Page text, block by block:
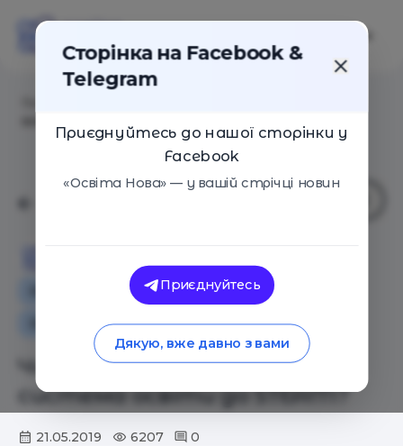
Особистий досвід
Як це працює
Освіта в Україні
Чи готова українська
система освіти до STEAM?
21.05.2019 6207 0
Сторінка на Facebook &
Telegram
Приєднуйтесь до нашої сторінки у
Facebook
«Освіта Нова» — у вашій стрічці новин
Приєднуйтесь
Дякую, вже давно з вами